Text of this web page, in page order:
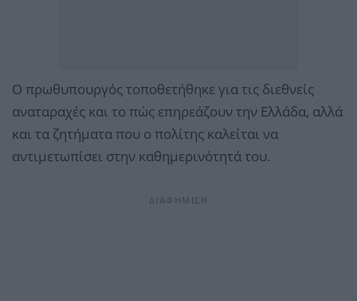
Ο πρωθυπουργός τοποθετήθηκε για τις διεθνείς
αναταραχές και το πώς επηρεάζουν την Ελλάδα, αλλά
και τα ζητήματα που ο πολίτης καλείται να
αντιμετωπίσει στην καθημερινότητά του.